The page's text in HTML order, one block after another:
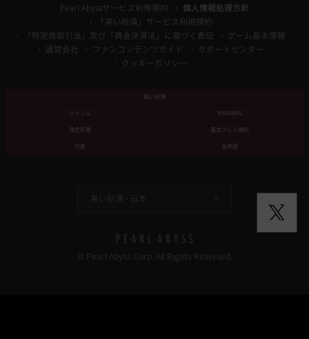
Pearl Abyssサービス利用規約
個人情報処理方針
「黒い砂漠」サービス利用規約
「特定商取引法」及び「資金決済法」に基づく表記
ゲーム基本情報
運営会社
ファンコンテンツガイド
サポートセンター
クッキーポリシー
黒い砂漠
ジャンル
MMORPG
課金形態
基本プレイ無料
対象
全年齢
黒い砂漠 - 日本
© Pearl Abyss Corp. All Rights Reserved.